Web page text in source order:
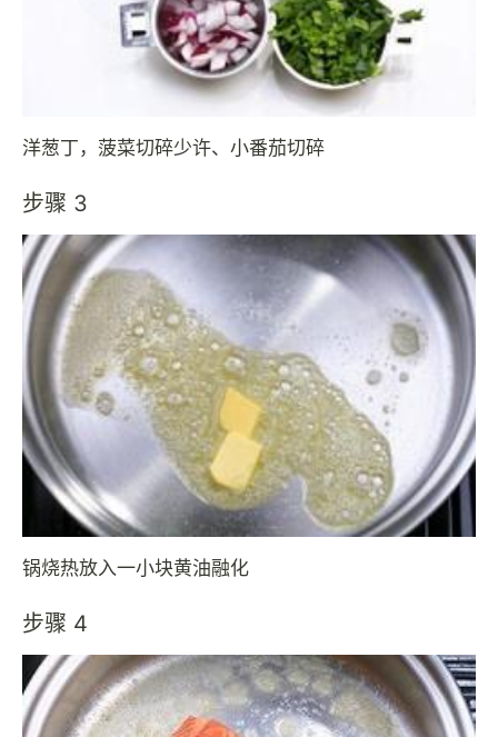
洋葱丁，菠菜切碎少许、小番茄切碎
步骤 3
锅烧热放入一小块黄油融化
步骤 4